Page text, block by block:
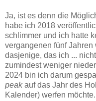
Ja, ist es denn die
habe ich 2018
schlimmer und ich hatte
vergangenen fünf
dasjenige, das ich ...
zumindest weniger
2024 bin ich darum
peakauf das Jahr des
Kalender) werfen möchte.